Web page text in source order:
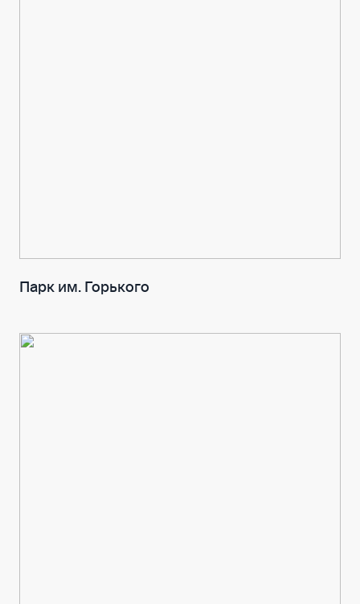
Парк им. Горького